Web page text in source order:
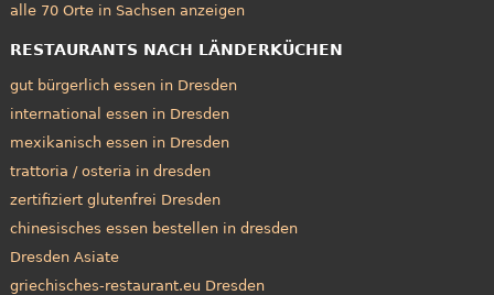
alle 70 Orte in Sachsen anzeigen
RESTAURANTS NACH LÄNDERKÜCHEN
gut bürgerlich essen in Dresden
international essen in Dresden
mexikanisch essen in Dresden
trattoria / osteria in dresden
zertifiziert glutenfrei Dresden
chinesisches essen bestellen in dresden
Dresden Asiate
griechisches-restaurant.eu Dresden